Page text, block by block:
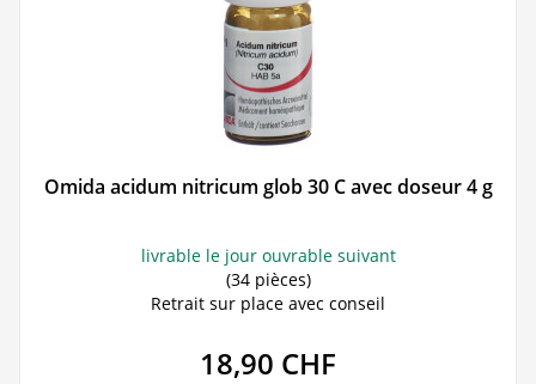
Omida acidum nitricum glob 30 C avec doseur 4 g
livrable le jour ouvrable suivant
(34 pièces)
Retrait sur place avec conseil
18,90 CHF